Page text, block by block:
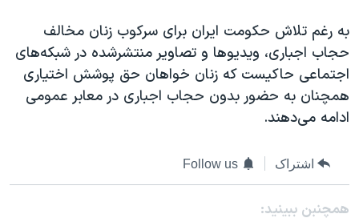
به رغم تلاش حکومت ایران برای سرکوب زنان مخالف
حجاب اجباری، ویدیوها و تصاویر منتشرشده در شبکه‌های
اجتماعی حاکیست که زنان خواهان حق پوشش اختیاری
همچنان به حضور بدون حجاب اجباری در معابر عمومی
ادامه می‌دهند.
اشتراک Follow us
همچنبن ببینید: